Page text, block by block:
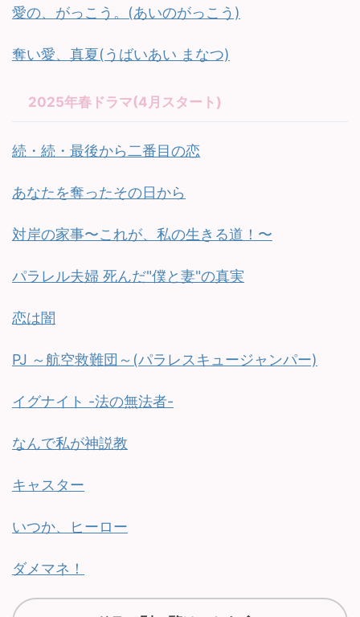
愛の、がっこう。(あいのがっこう)
奪い愛、真夏(うばいあい まなつ)
2025年春ドラマ(4月スタート)
続・続・最後から二番目の恋
あなたを奪ったその日から
対岸の家事〜これが、私の生きる道！〜
パラレル夫婦 死んだ"僕と妻"の真実
恋は闇
PJ ～航空救難団～(パラレスキュージャンパー)
イグナイト -法の無法者-
なんで私が神説教
キャスター
いつか、ヒーロー
ダメマネ！